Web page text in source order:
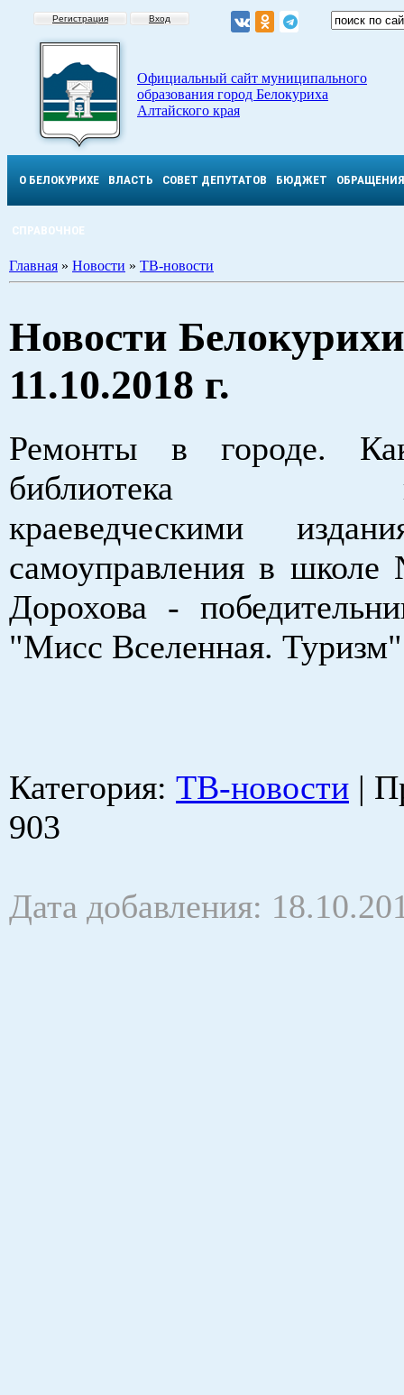
Регистрация Вход
Официальный сайт муниципального
образования город Белокуриха
Алтайского края
О БЕЛОКУРИХЕ ВЛАСТЬ СОВЕТ ДЕПУТАТОВ БЮДЖЕТ ОБРАЩЕНИЯ
СПРАВОЧНОЕ
Главная » Новости » ТВ-новости
Новости
11.10.2018 г.
Ремонты в городе.
библиотека
краеведческими
самоуправления в
Дорохова -
"Мисс Вселенная.
Категория: ТВ-новости |
903
Дата добавления: